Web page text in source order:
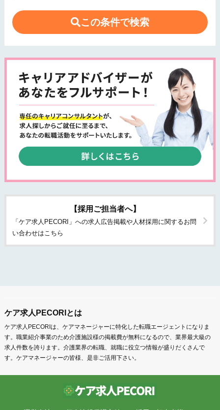
この条件で検索
【採用ご担当者へ】
「ケア求人PECORI」への求人広告掲載や人材採用に関するお問
い合わせはこちら
ケア求人PECORIとは
ケア求人PECORIは、ケアマネージャーに特化した転職エージェントになりま
す。職業紹介事業のため介護施設様の掲載費が無料になるので、業界最大級の
求人件数を誇ります。介護業界の転職、就職に役立つ情報が盛りだくさんで
す。ケアマネージャーの皆様、是非ご活用下さい。